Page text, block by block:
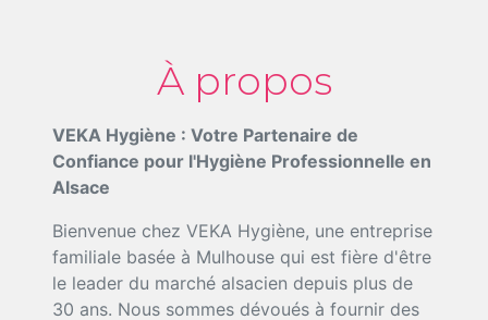
À propos
VEKA Hygiène : Votre Partenaire de
Confiance pour l'Hygiène Professionnelle en
Alsace
Bienvenue chez VEKA Hygiène, une entreprise
familiale basée à Mulhouse qui est fière d'être
le leader du marché alsacien depuis plus de
30 ans. Nous sommes dévoués à fournir des